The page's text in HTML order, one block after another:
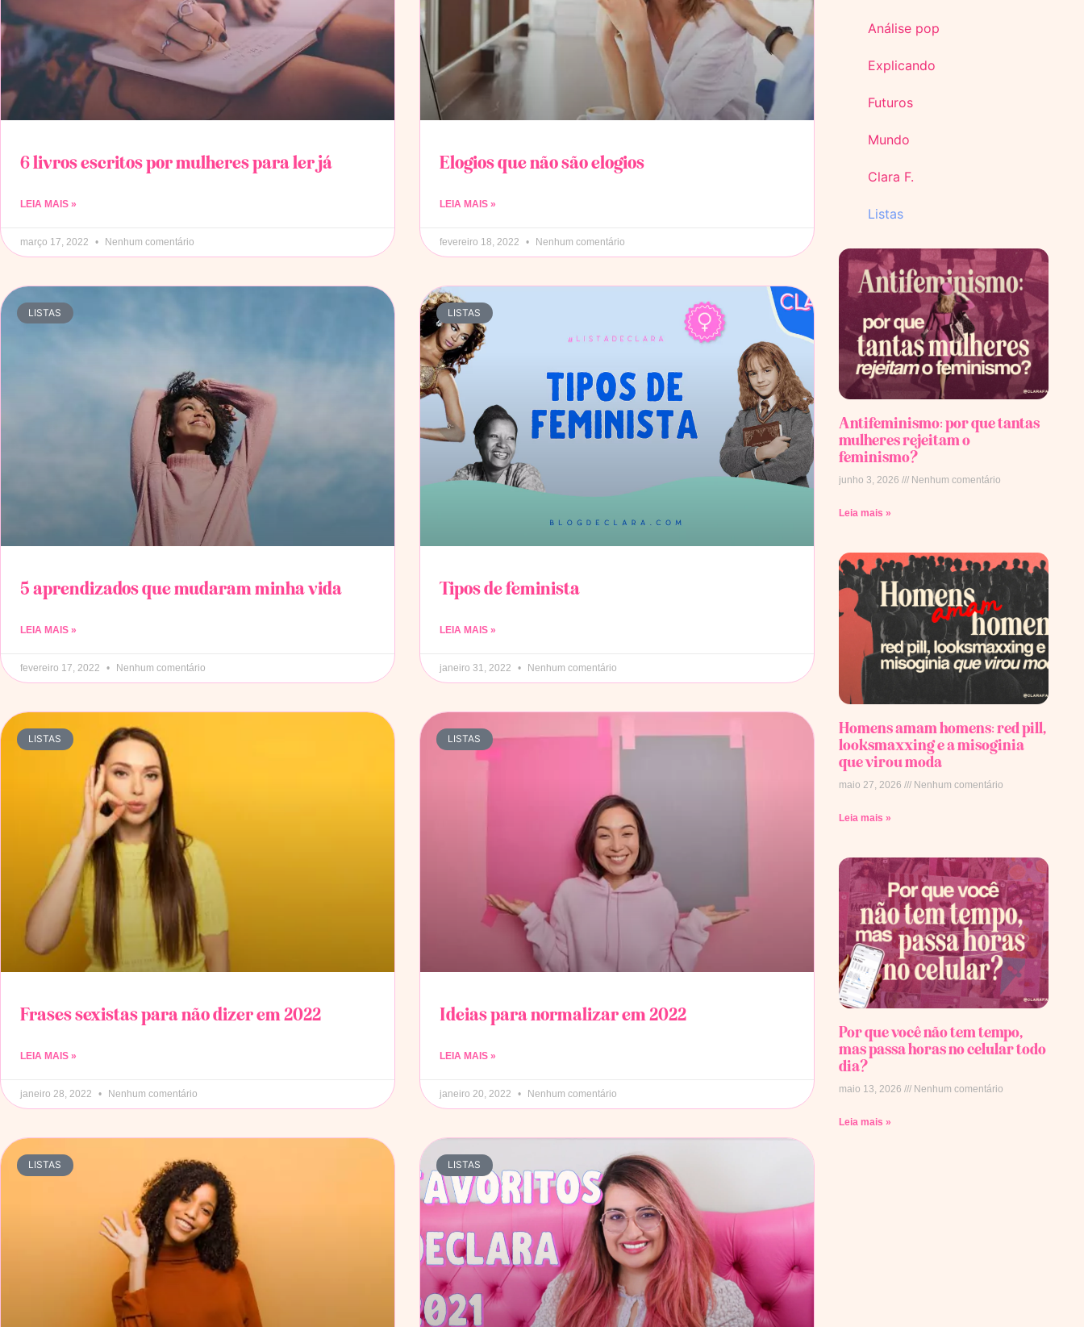
6 livros escritos por mulheres para ler já
LEIA MAIS »
março 17, 2022 Nenhum comentário
Elogios que não são elogios
LEIA MAIS »
fevereiro 18, 2022 Nenhum comentário
LISTAS
5 aprendizados que mudaram minha vida
LEIA MAIS »
fevereiro 17, 2022 Nenhum comentário
LISTAS
Tipos de feminista
LEIA MAIS »
janeiro 31, 2022 Nenhum comentário
LISTAS
Frases sexistas para não dizer em 2022
LEIA MAIS »
janeiro 28, 2022 Nenhum comentário
LISTAS
Ideias para normalizar em 2022
LEIA MAIS »
janeiro 20, 2022 Nenhum comentário
LISTAS LISTAS
Análise pop
Explicando
Futuros
Mundo
Clara F.
Listas
Antifeminismo: por que tantas
mulheres rejeitam o
feminismo?
junho 3, 2026 Nenhum comentário
Leia mais »
Homens amam homens: red pill,
looksmaxxing e a misoginia
que virou moda
maio 27, 2026 Nenhum comentário
Leia mais »
Por que você não tem tempo,
mas passa horas no celular todo
dia?
maio 13, 2026 Nenhum comentário
Leia mais »